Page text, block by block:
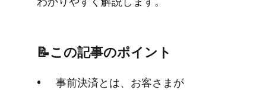
📝この​記事の​ポイント
事前決済とは、​お客さまが​